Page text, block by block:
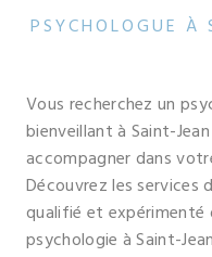
PSYCHOLOGUE À
Vous recherchez un
bienveillant à Saint-
accompagner dans
Découvrez les services
qualifié et expérimenté
psychologie à Saint-